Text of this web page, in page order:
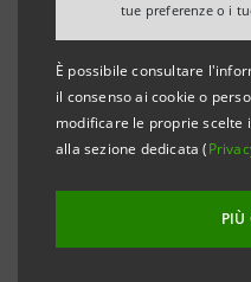
tue preferenze o i
È possibile consultare
il consenso ai cookie o
modificare le proprie scelte
alla sezione dedicata (
PIÙ
Carlo Messina, CEO
delle banche più
dà la possibilità di
strumenti innovativi